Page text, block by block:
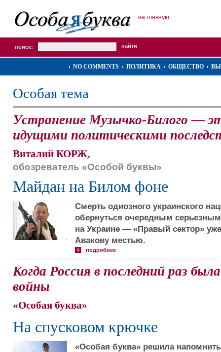
на главную
поиск:
NO COMMENTS ПОЛИТИКА ОБЩЕСТВО
Особая тема
Устранение Музычко-Билого —
идущими политическими
Виталий КОРЖ,
обозреватель «Особой буквы»
Майдан на Билом фоне
Смерть одиозного украинского
обернуться очередным
на Украине — «Правый сектор»
Авакову местью.
подробнее
Когда Россия в последний раз
войны
«Особая буква»
На спусковом крючке
«Особая буква» решила